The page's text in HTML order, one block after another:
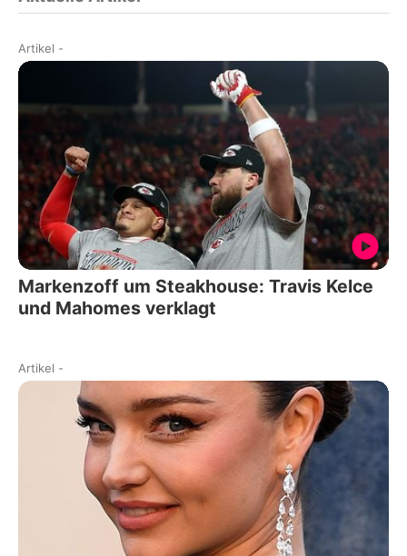
Artikel -
Markenzoff um Steakhouse: Travis Kelce
und Mahomes verklagt
Artikel -